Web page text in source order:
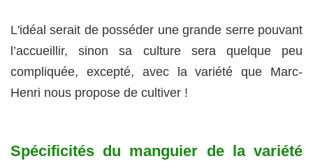
L'idéal serait de posséder une grande serre pouvant
l’accueillir, sinon sa culture sera quelque peu
compliquée, excepté, avec la variété que Marc-
Henri nous propose de cultiver !
Spécificités du manguier de la variété